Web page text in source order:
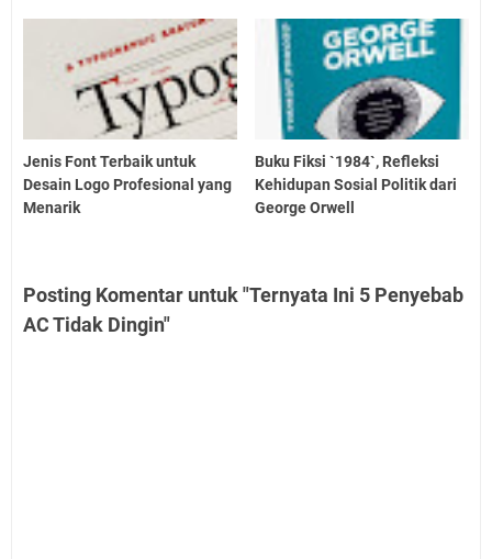
Jenis Font Terbaik untuk
Desain Logo Profesional yang
Menarik
Buku Fiksi `1984`, Refleksi
Kehidupan Sosial Politik dari
George Orwell
Posting Komentar untuk "Ternyata Ini 5 Penyebab
AC Tidak Dingin"